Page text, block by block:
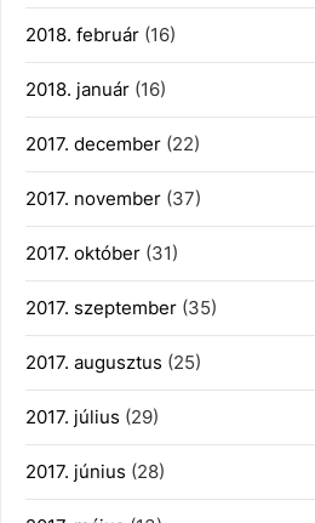
2018. február (16)
2018. január (16)
2017. december (22)
2017. november (37)
2017. október (31)
2017. szeptember (35)
2017. augusztus (25)
2017. július (29)
2017. június (28)